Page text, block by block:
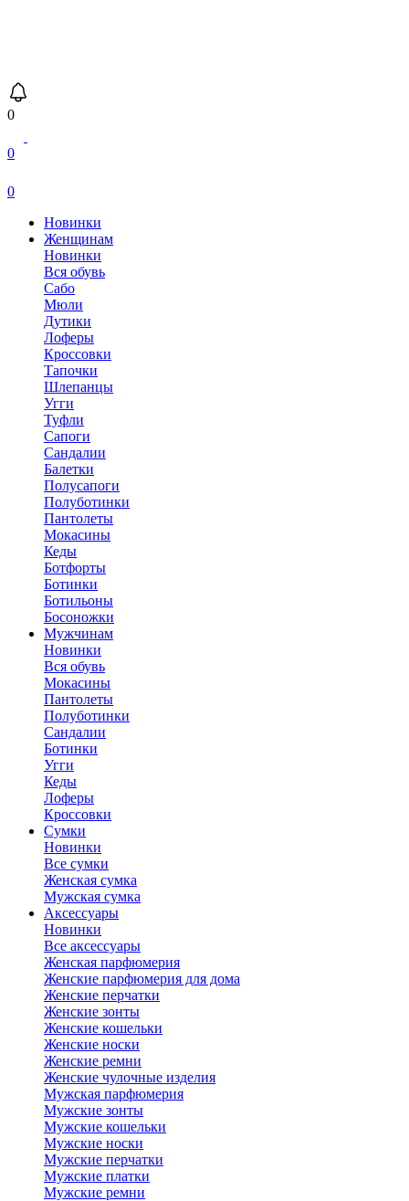
0
0
0
Новинки
Женщинам
Новинки
Вся обувь
Сабо
Мюли
Дутики
Лоферы
Кроссовки
Тапочки
Шлепанцы
Угги
Туфли
Сапоги
Сандалии
Балетки
Полусапоги
Полуботинки
Пантолеты
Мокасины
Кеды
Ботфорты
Ботинки
Ботильоны
Босоножки
Мужчинам
Новинки
Вся обувь
Мокасины
Пантолеты
Полуботинки
Сандалии
Ботинки
Угги
Кеды
Лоферы
Кроссовки
Сумки
Новинки
Все сумки
Женская сумка
Мужская сумка
Аксессуары
Новинки
Все аксессуары
Женская парфюмерия
Женские парфюмерия для дома
Женские перчатки
Женские зонты
Женские кошельки
Женские носки
Женские ремни
Женские чулочные изделия
Мужская парфюмерия
Мужские зонты
Мужские кошельки
Мужские носки
Мужские перчатки
Мужские платки
Мужские ремни